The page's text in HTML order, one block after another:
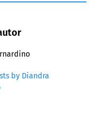
by Diandra